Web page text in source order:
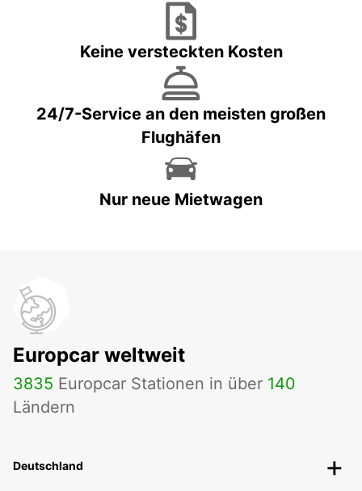
Keine versteckten Kosten
24/7-Service an den meisten großen
Flughäfen
Nur neue Mietwagen
Europcar weltweit
3835 Europcar Stationen in über 140
Ländern
Deutschland